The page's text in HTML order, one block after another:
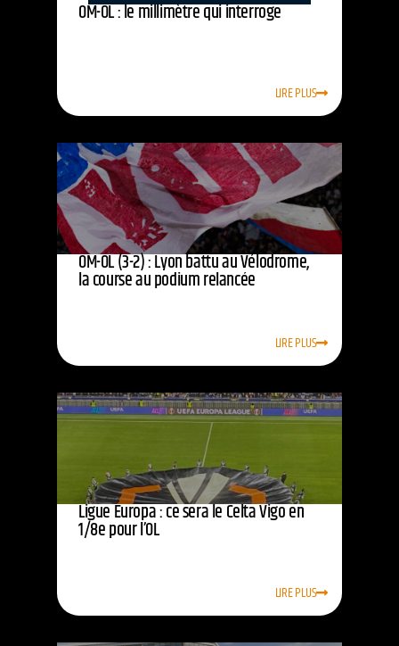
OM-OL : le millimètre qui interroge
LIRE PLUS
OM-OL (3-2) : Lyon battu au Vélodrome,
la course au podium relancée
LIRE PLUS
Ligue Europa : ce sera le Celta Vigo en
1/8e pour l’OL
LIRE PLUS